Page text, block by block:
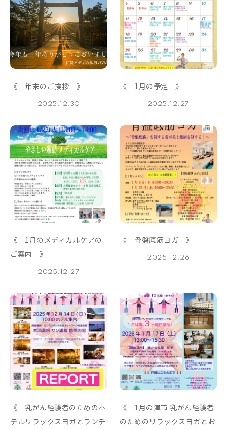
《 年末のご挨拶 》
2025.12.30
《 1月の予定 》
2025.12.27
《 1月のメディカルケアの
ご案内 》
2025.12.27
《 骨盤底筋ヨガ 》
2025.12.26
《 乳がん経験者のためのホ
テルリラックスヨガとランチ
《 1月の津市 乳がん経験者
のためのリラックスヨガとお